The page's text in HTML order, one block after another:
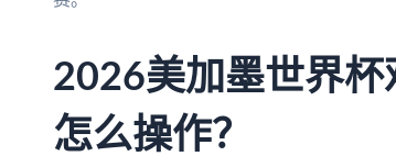
2026美加墨世界
怎么操作？